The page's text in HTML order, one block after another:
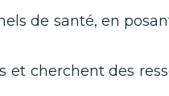
de santé, en
cherchent des